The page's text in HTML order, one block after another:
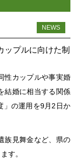
NEWS
プルに向けた制
性カップルや事実婚
結婚に相当する関係
」の運用を9月2日か
族見舞金など、県の
す。